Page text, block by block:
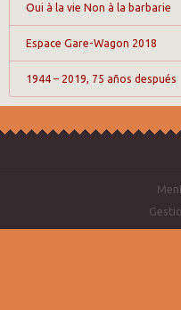
Oui à la vie Non à la barbarie
Espace Gare-Wagon 2018
1944 – 2019, 75 años después